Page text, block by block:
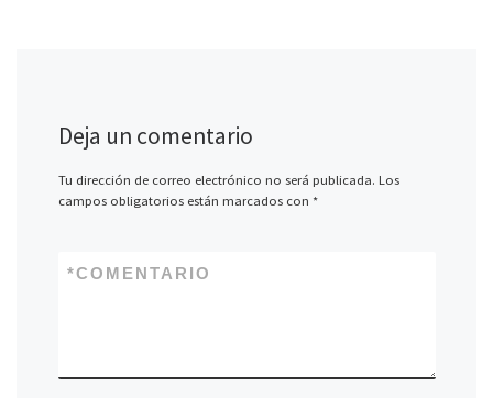
Deja un comentario
Tu dirección de correo electrónico no será publicada. Los
campos obligatorios están marcados con *
COMENTARIO
*